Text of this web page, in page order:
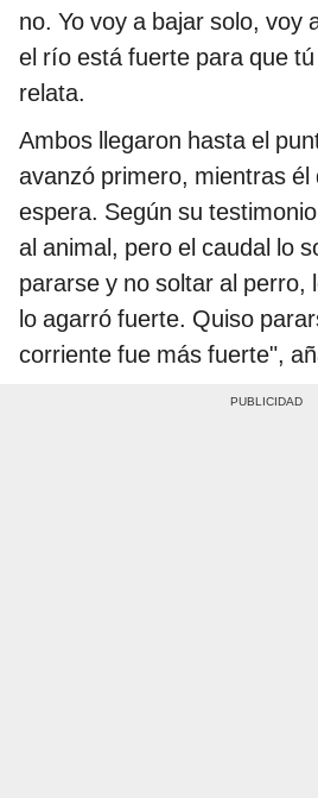
no. Yo voy a bajar solo, voy
el río está fuerte para que
relata.
Ambos llegaron hasta el
avanzó primero, mientras él
espera. Según su
al animal, pero el caudal lo
pararse y no soltar al perro,
lo agarró fuerte. Quiso
corriente fue más fuerte",